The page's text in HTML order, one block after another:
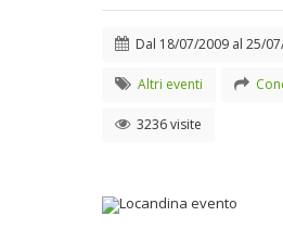
Dal 18/07/2009 al 25/
Altri eventi
3236 visite